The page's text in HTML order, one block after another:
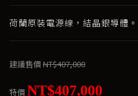
荷蘭原裝電源線，結晶銀導體
建議售價NT$407,000
特價NT$407,000